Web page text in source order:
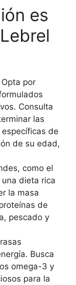
es
Opta por
Consulta
las
de
de su edad,
como el
dieta rica
la masa
de
pescado y
Busca
omega-3 y
para la